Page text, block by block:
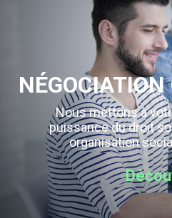
Nous mettons à
puissance du droit
organisation